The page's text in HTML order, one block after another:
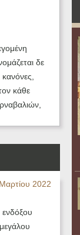
δε
κάθε
2022